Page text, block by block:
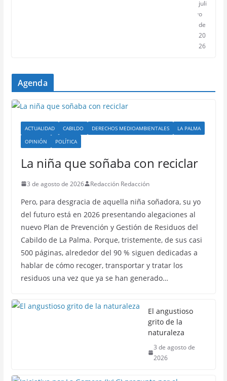
juli
o
de
20
26
Agenda
ACTUALIDAD CABILDO DERECHOS MEDIOAMBIENTALES
LA PALMA
OPINIÓN
POLÍTICA
La niña que soñaba con reciclar
3 de agosto de 2026 Redacción Redacción
Pero, para desgracia de aquella niña soñadora, su yo
del futuro está en 2026 presentando alegaciones al
nuevo Plan de Prevención y Gestión de Residuos del
Cabildo de La Palma. Porque, tristemente, de sus casi
500 páginas, alrededor del 90 % siguen dedicadas a
hablar de cómo recoger, transportar y tratar los
residuos una vez que ya se han generado…
El angustioso
grito de la
naturaleza
3 de agosto de
2026